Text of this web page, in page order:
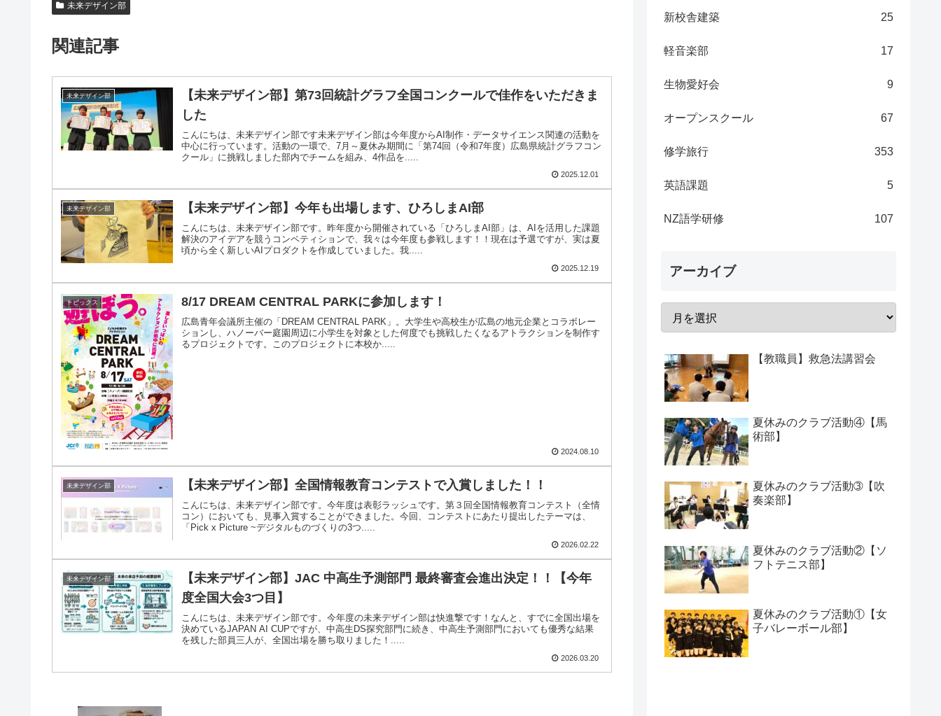
未来デザイン部
関連記事
未来デザイン部
【未来デザイン部】第73回統計グラフ全国コンクールで佳作をいただきま
した
こんにちは、未来デザイン部です未来デザイン部は今年度からAI制作・データサイエンス関連の活動を
中心に行っています。活動の一環で、7月～夏休み期間に「第74回（令和7年度）広島県統計グラフコン
クール」に挑戦しました部内でチームを組み、4作品を.....
2025.12.01
未来デザイン部 【未来デザイン部】今年も出場します、ひろしまAI部
こんにちは、未来デザイン部です。昨年度から開催されている「ひろしまAI部」は、AIを活用した課題
解決のアイデアを競うコンペティションで、我々は今年度も参戦します！！現在は予選ですが、実は夏
頃から全く新しいAIプロダクトを作成していました。我.....
2025.12.19
トピックス 8/17 DREAM CENTRAL PARKに参加します！
広島青年会議所主催の「DREAM CENTRAL PARK」。大学生や高校生が広島の地元企業とコラボレー
ションし、ハノーバー庭園周辺に小学生を対象とした何度でも挑戦したくなるアトラクションを制作す
るプロジェクトです。このプロジェクトに本校か.....
2024.08.10
未来デザイン部 【未来デザイン部】全国情報教育コンテストで入賞しました！！
こんにちは、未来デザイン部です。今年度は表彰ラッシュです。第３回全国情報教育コンテスト（全情
コン）においても、見事入賞することができました。今回、コンテストにあたり提出したテーマは、
「Pick x Picture ~デジタルものづくりの3つ.....
2026.02.22
未来デザイン部
【未来デザイン部】JAC 中高生予測部門 最終審査会進出決定！！【今年
度全国大会3つ目】
こんにちは、未来デザイン部です。今年度の未来デザイン部は快進撃です！なんと、すでに全国出場を
決めているJAPAN AI CUPですが、中高生DS探究部門に続き、中高生予測部門においても優秀な結果
を残した部員三人が、全国出場を勝ち取りました！.....
2026.03.20
新校舎建築 25
軽音楽部 17
生物愛好会 9
オープンスクール 67
修学旅行 353
英語課題 5
NZ語学研修 107
アーカイブ
【教職員】救急法講習会
夏休みのクラブ活動④【馬
術部】
夏休みのクラブ活動➂【吹
奏楽部】
夏休みのクラブ活動②【ソ
フトテニス部】
夏休みのクラブ活動①【女
子バレーボール部】